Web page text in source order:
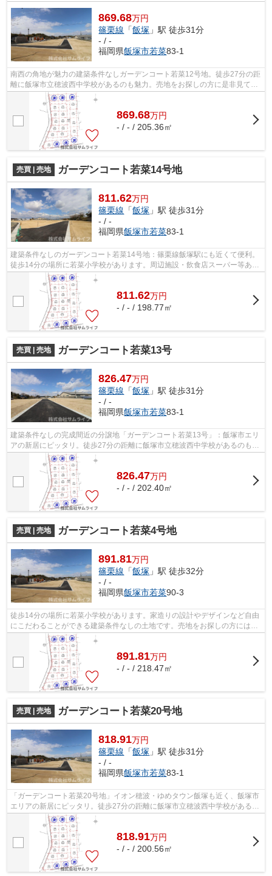
869.68万円
篠栗線 「飯塚 」駅 徒歩31分
- / -
福岡県飯塚市若菜83-1
南西の角地が魅力の建築条件なしガーデンコート若菜12号地。徒歩27分の距
離に飯塚市立穂波西中学校があるのも魅力。売地をお探しの方に是非見て頂
きたいイチオシの土地です。土地面積...
869.68万円
- / - / 205.36㎡
売買 | 売地 ガーデンコート若菜14号地
811.62万円
篠栗線 「飯塚 」駅 徒歩31分
- / -
福岡県飯塚市若菜83-1
建築条件なしのガーデンコート若菜14号地：篠栗線飯塚駅にも近くて便利。
徒歩14分の場所に若菜小学校があります。周辺施設・飲食店スーパー等あり
生活にも便利な立地。サムライフが、...
811.62万円
- / - / 198.77㎡
売買 | 売地 ガーデンコート若菜13号
826.47万円
篠栗線 「飯塚 」駅 徒歩31分
- / -
福岡県飯塚市若菜83-1
建築条件なしの完成間近の分譲地「ガーデンコート若菜13号」：飯塚市エリ
アの新居にピッタリ。徒歩27分の距離に飯塚市立穂波西中学校があるのも魅
力。住宅用地です。飯塚市の篠栗線飯...
826.47万円
- / - / 202.40㎡
売買 | 売地 ガーデンコート若菜4号地
891.81万円
篠栗線 「飯塚 」駅 徒歩32分
- / -
福岡県飯塚市若菜90-3
徒歩14分の場所に若菜小学校があります。家造りの設計やデザインなど自由
にこだわることができる建築条件なしの土地です。売地をお探しの方には、
こちらの売地はいかがでしょうか。平...
891.81万円
- / - / 218.47㎡
売買 | 売地 ガーデンコート若菜20号地
818.91万円
篠栗線 「飯塚 」駅 徒歩31分
- / -
福岡県飯塚市若菜83-1
「ガーデンコート若菜20号地」イオン穂波・ゆめタウン飯塚も近く、飯塚市
エリアの新居にピッタリ。徒歩27分の距離に飯塚市立穂波西中学校があるの
も魅力。情報量豊富なサムライフなら...
818.91万円
- / - / 200.56㎡